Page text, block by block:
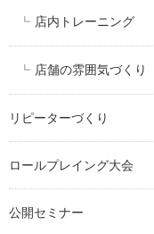
店内トレーニング
店舗の雰囲気づくり
リピーターづくり
ロールプレイング大会
公開セミナー